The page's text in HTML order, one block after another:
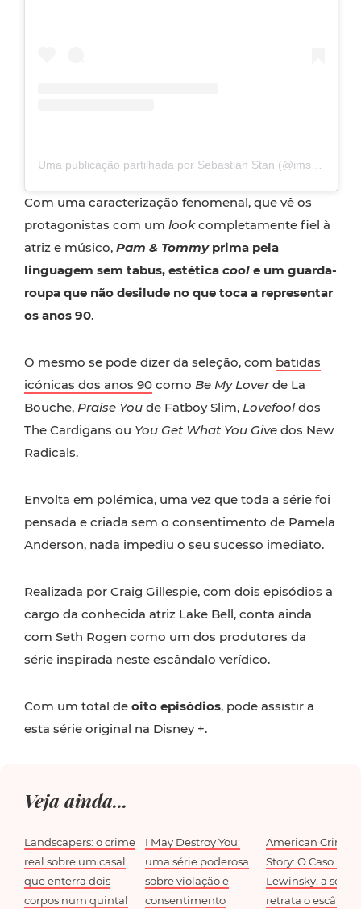
Com uma caracterização fenomenal, que vê os
protagonistas com um lookcompletamente fiel à
atriz e músico, Pam & Tommyprima pela
linguagem sem tabus, estética cool e um guarda-
roupa que não desilude no que toca a representar
os anos 90.
O mesmo se pode dizer da seleção, com batidas
icónicas dos anos 90 como Be My Loverde La
Bouche, Praise You de Fatboy Slim, Lovefooldos
The Cardigans ou You Get What You Give dos New
Radicals.
Envolta em polémica, uma vez que toda a série foi
pensada e criada sem o consentimento de Pamela
Anderson, nada impediu o seu sucesso imediato.
Realizada por Craig Gillespie, com dois episódios a
cargo da conhecida atriz Lake Bell, conta ainda
com Seth Rogen como um dos produtores da
série inspirada neste escândalo verídico.
Com um total de oito episódios, pode assistir a
esta série original na Disney +.
Veja ainda...
Landscapers: o crime
real sobre um casal
que enterra dois
corpos num quintal
I May Destroy You:
uma série poderosa
sobre violação e
consentimento
American Crime
Story: O Caso
Lewinsky, a série
retrata o